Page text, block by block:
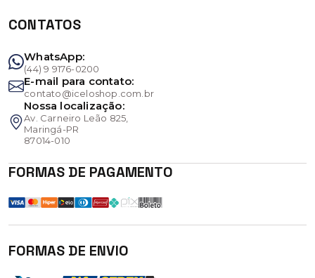
CONTATOS
WhatsApp:
(44) 9 9176-0200
E-mail para contato:
contato@iceloshop.com.br
Nossa localização:
Av. Carneiro Leão 825,
Maringá-PR
87014-010
FORMAS DE PAGAMENTO
FORMAS DE ENVIO